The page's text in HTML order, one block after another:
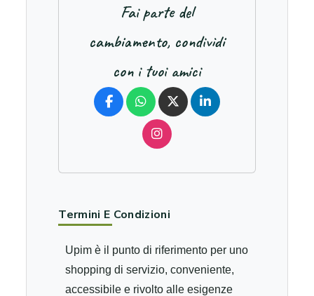
Fai parte del
cambiamento, condividi
con i tuoi amici
Termini E Condizioni
Upim è il punto di riferimento per uno
shopping di servizio, conveniente,
accessibile e rivolto alle esigenze